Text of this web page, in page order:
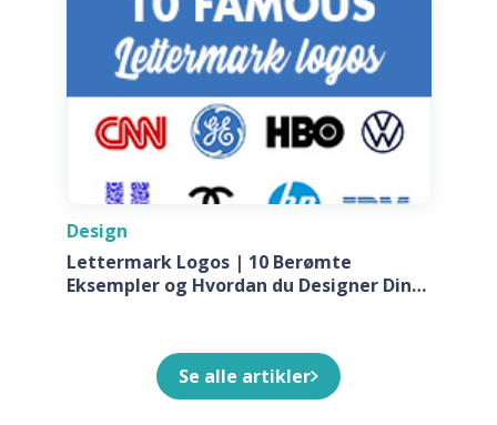
Design
Lettermark Logos | 10 Berømte
Eksempler og Hvordan du Designer Din
Se alle artikler